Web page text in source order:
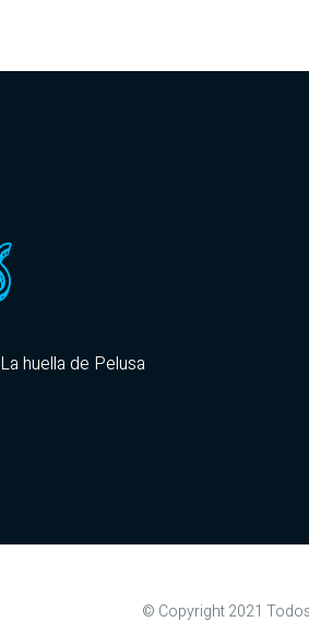
La huella de Pelusa
© Copyright 2021